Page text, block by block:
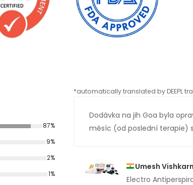
87%
9%
2%
1%
*automatically translated by DEEPL
Dodávka na jih Goa byla
měsíc (od poslední terapie)
Umesh
Electro